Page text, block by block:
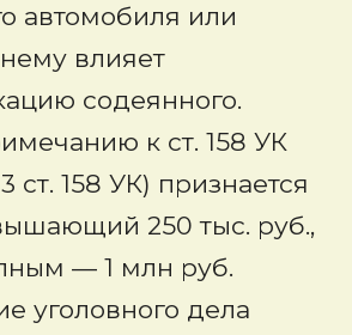
автомобиля или
влияет
содеянного.
к ст. 158 УК
ст. 158 УК) признается
250 тыс. руб.,
— 1 млн руб.
уголовного дела